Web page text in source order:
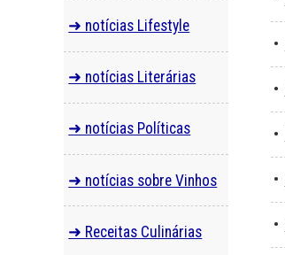
➜ notícias Lifestyle
➜ notícias Literárias
➜ notícias Políticas
➜ notícias sobre Vinhos
➜ Receitas Culinárias
•
•
•
•
•